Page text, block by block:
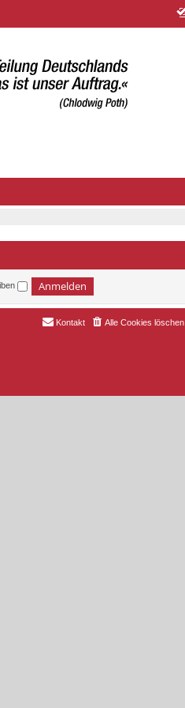
Alle Cookies löschen
Kontakt